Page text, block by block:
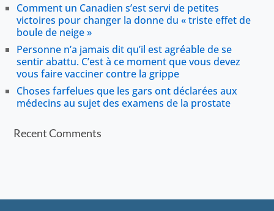
Comment un Canadien s’est servi de petites
victoires pour changer la donne du « triste effet de
boule de neige »
Personne n’a jamais dit qu’il est agréable de se
sentir abattu. C’est à ce moment que vous devez
vous faire vacciner contre la grippe
Choses farfelues que les gars ont déclarées aux
médecins au sujet des examens de la prostate
Recent Comments